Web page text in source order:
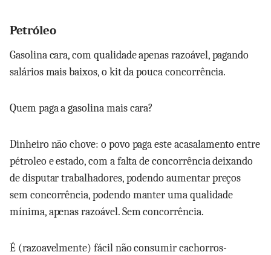
Petróleo
Gasolina cara, com qualidade apenas razoável, pagando
salários mais baixos, o kit da pouca concorrência.
Quem paga a gasolina mais cara?
Dinheiro não chove: o povo paga este acasalamento entre
pétroleo e estado, com a falta de concorrência deixando
de disputar trabalhadores, podendo aumentar preços
sem concorrência, podendo manter uma qualidade
mínima, apenas razoável. Sem concorrência.
É (razoavelmente) fácil não consumir cachorros-